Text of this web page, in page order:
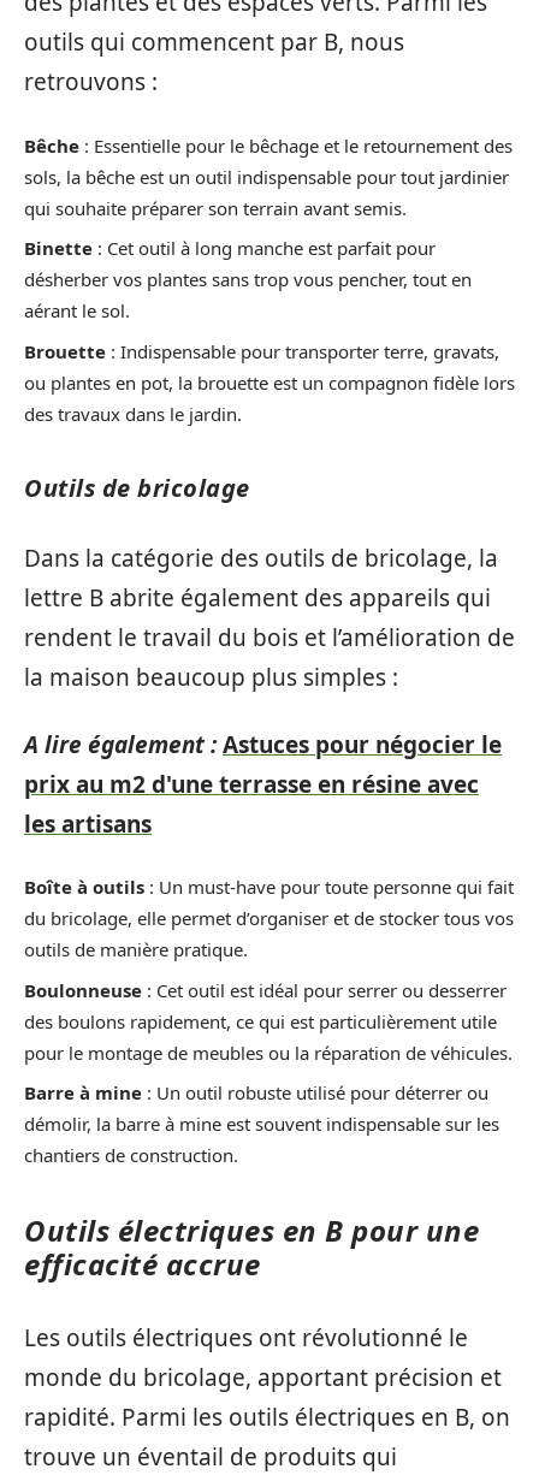
outils qui commencent par B, nous
retrouvons :
Bêche : Essentielle pour le bêchage et le retournement des
sols, la bêche est un outil indispensable pour tout jardinier
qui souhaite préparer son terrain avant semis.
Binette : Cet outil à long manche est parfait pour
désherber vos plantes sans trop vous pencher, tout en
aérant le sol.
Brouette : Indispensable pour transporter terre, gravats,
ou plantes en pot, la brouette est un compagnon fidèle lors
des travaux dans le jardin.
Outils de bricolage
Dans la catégorie des outils de bricolage, la
lettre B abrite également des appareils qui
rendent le travail du bois et l’amélioration de
la maison beaucoup plus simples :
A lire également :Astuces pour négocier le
prix au m2 d'une terrasse en résine avec
les artisans
Boîte à outils : Un must-have pour toute personne qui fait
du bricolage, elle permet d’organiser et de stocker tous vos
outils de manière pratique.
Boulonneuse : Cet outil est idéal pour serrer ou desserrer
des boulons rapidement, ce qui est particulièrement utile
pour le montage de meubles ou la réparation de véhicules.
Barre à mine : Un outil robuste utilisé pour déterrer ou
démolir, la barre à mine est souvent indispensable sur les
chantiers de construction.
Outils électriques en B pour une
efficacité accrue
Les outils électriques ont révolutionné le
monde du bricolage, apportant précision et
rapidité. Parmi les outils électriques en B, on
trouve un éventail de produits qui